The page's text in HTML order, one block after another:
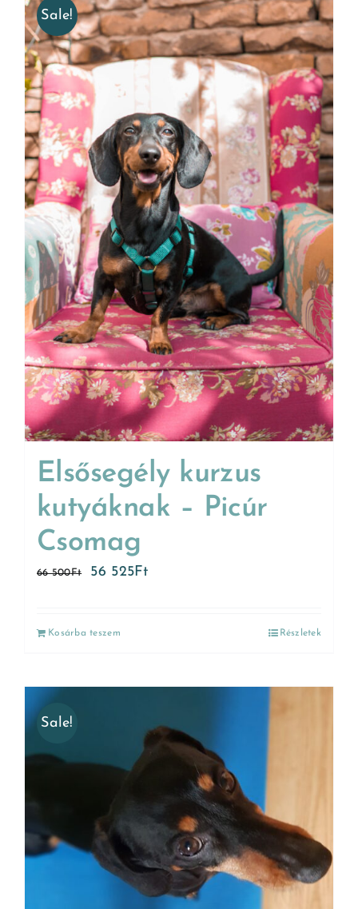
Sale!
Elsősegély kurzus
kutyáknak – Picúr
Csomag
66 500Ft 56 525Ft
Kosárba teszem Részletek
Sale!